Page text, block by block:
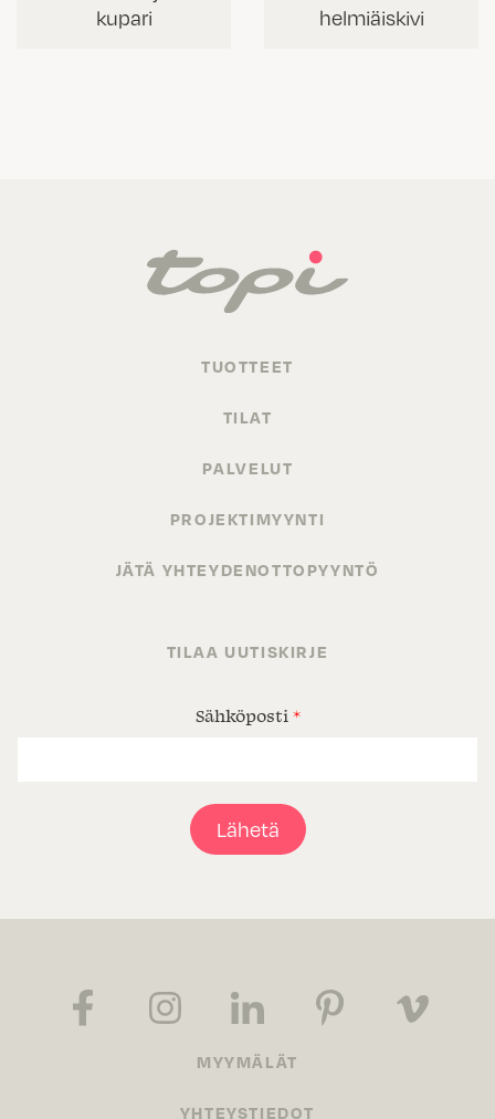
kupari
helmiäiskivi
TUOTTEET
TILAT
PALVELUT
PROJEKTIMYYNTI
JÄTÄ YHTEYDENOTTOPYYNTÖ
TILAA UUTISKIRJE
Sähköposti *
Lähetä
MYYMÄLÄT
YHTEYSTIEDOT